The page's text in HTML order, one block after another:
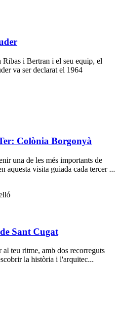
i Bertran i el seu equip, el
va ser declarat el 1964
Colònia Borgonyà
una de les més importants de
aquesta visita guiada cada tercer ...
Sant Cugat
teu ritme, amb dos recorreguts
la història i l'arquitec...